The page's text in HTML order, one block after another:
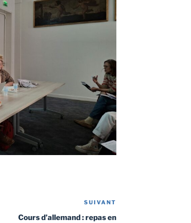
suivant
SUIVANT
Cours d’allemand : repas en